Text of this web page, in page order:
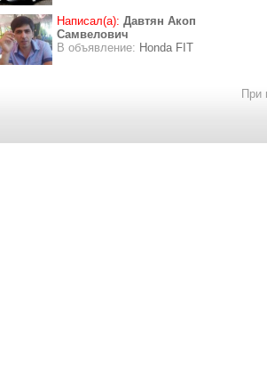
Написал(а): Давтян Акоп
Самвелович
В объявление: Honda FIT
При